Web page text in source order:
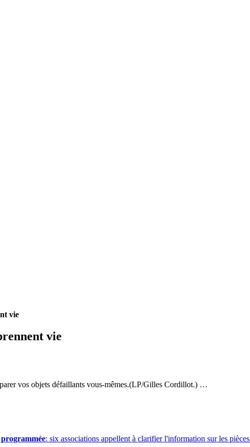
vie
vie
vos objets défaillants vous-mêmes.(LP/Gilles Cordillot.) …
programmée: six associations appellent à clarifier l'information sur les pièces